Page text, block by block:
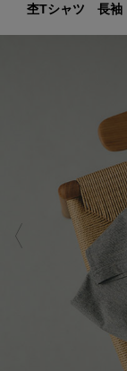
杢Tシャツ 長袖